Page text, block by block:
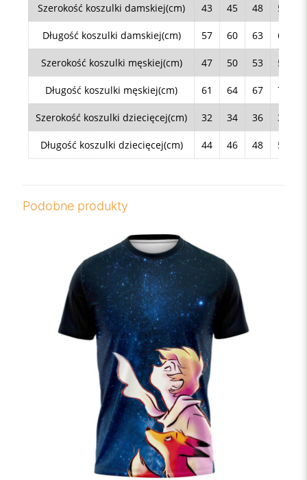
Szerokość koszulki damskiej(cm) 43 45 48 50
Długość koszulki damskiej(cm) 57 60 63 66
Szerokość koszulki męskiej(cm) 47 50 53 56
Długość koszulki męskiej(cm) 61 64 67 70
Szerokość koszulki dziecięcej(cm) 32 34 36 38
Długość koszulki dziecięcej(cm) 44 46 48 50
Podobne produkty